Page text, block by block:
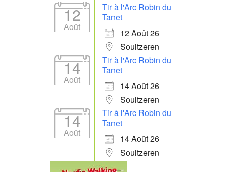
12
Août
Tir à l'Arc Robin du
Tanet
12 Août 26
Soultzeren
14
Août
Tir à l'Arc Robin du
Tanet
14 Août 26
Soultzeren
14
Août
Tir à l'Arc Robin du
Tanet
14 Août 26
Soultzeren